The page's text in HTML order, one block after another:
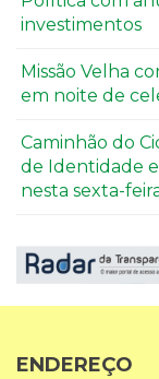
investimentos
Missão Velha
em noite de
Caminhão do
de Identidade e
nesta sexta-
ENDEREÇO